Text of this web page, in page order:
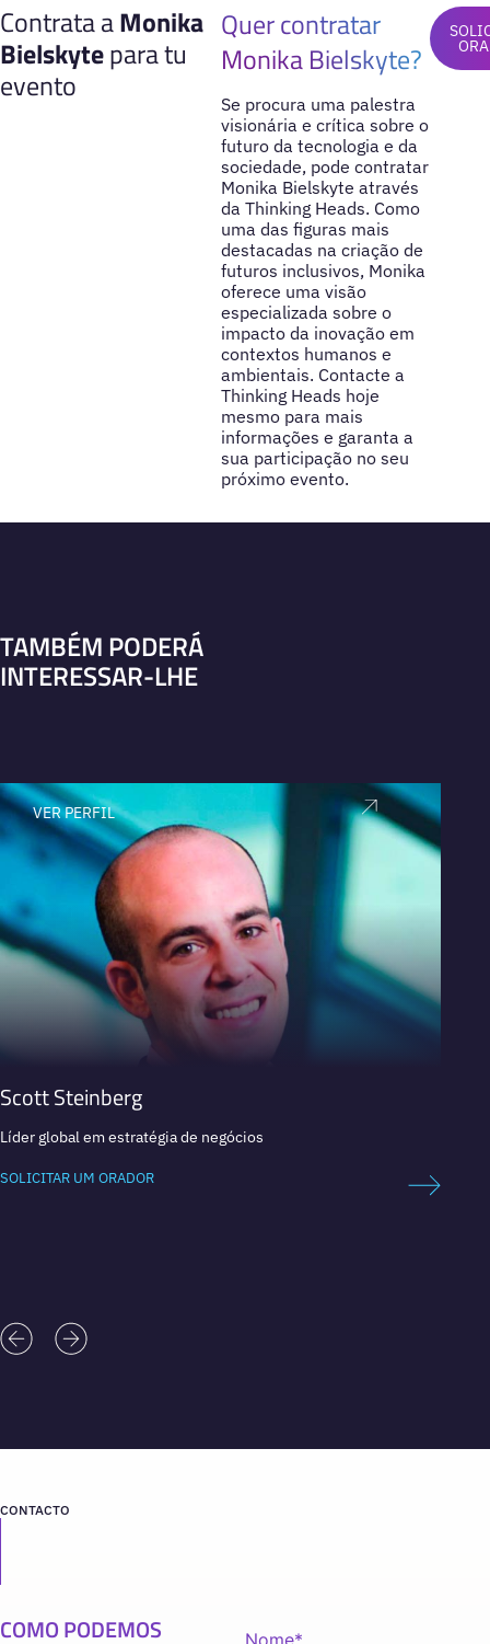
Contrata aMonika
Bielskytepara tu
evento
Quer contratar
Monika Bielskyte?
Se procura uma palestra
visionária e crítica sobre o
futuro da tecnologia e da
sociedade, pode contratar
Monika Bielskyte através
da Thinking Heads. Como
uma das figuras mais
destacadas na criação de
futuros inclusivos, Monika
oferece uma visão
especializada sobre o
impacto da inovação em
contextos humanos e
ambientais. Contacte a
Thinking Heads hoje
mesmo para mais
informações e garanta a
sua participação no seu
próximo evento.
TAMBÉM PODERÁ
INTERESSAR-LHE
VER PERFIL
Scott Steinberg
Líder global em estratégia de negócios
SOLICITAR UM ORADOR
CONTACTO
COMO PODEMOS